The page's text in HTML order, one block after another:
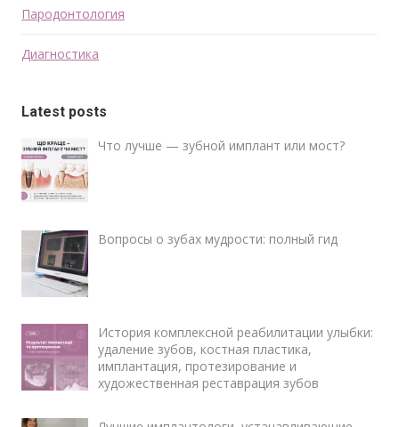
Пародонтология
Диагностика
Latest posts
Что лучше — зубной имплант или мост?
Вопросы о зубах мудрости: полный гид
История комплексной реабилитации улыбки:
удаление зубов, костная пластика,
имплантация, протезирование и
художественная реставрация зубов